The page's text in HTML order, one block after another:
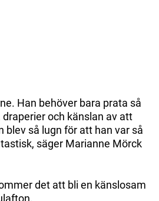
Han behöver bara prata så
och känslan av att
blev så lugn för att han var så
säger Marianne Mörck
det att bli en känslosam